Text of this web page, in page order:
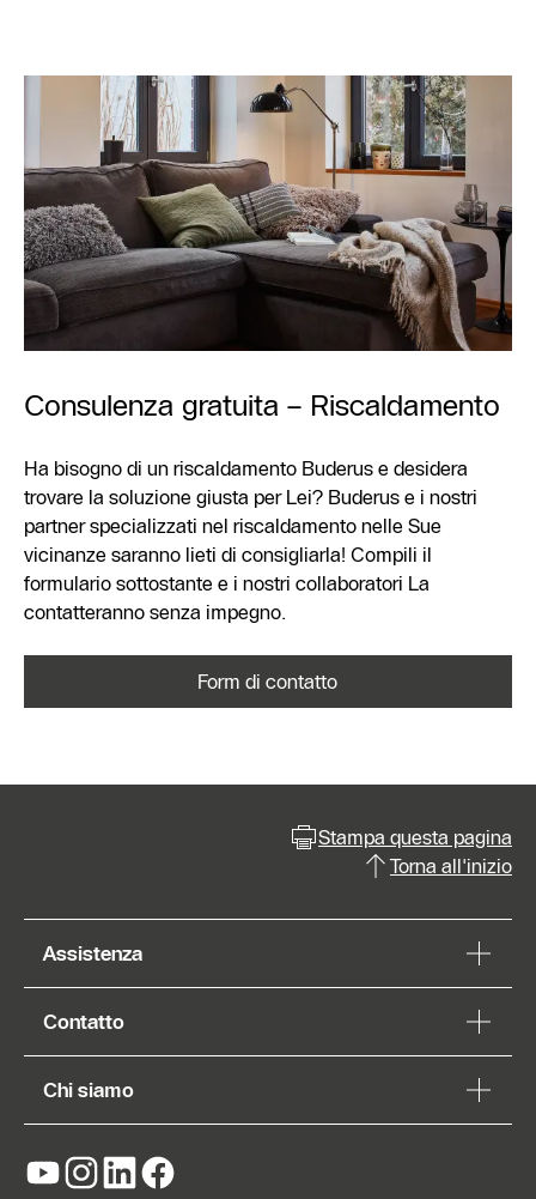
Consulenza gratuita – Riscaldamento
Ha bisogno di un riscaldamento Buderus e desidera
trovare la soluzione giusta per Lei? Buderus e i nostri
partner specializzati nel riscaldamento nelle Sue
vicinanze saranno lieti di consigliarla! Compili il
formulario sottostante e i nostri collaboratori La
contatteranno senza impegno.
Form di contatto
Stampa questa pagina
Torna all'inizio
Assistenza
Contatto
Chi siamo